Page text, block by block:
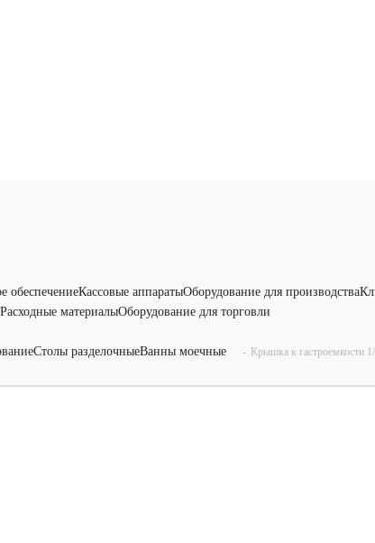
обеспечениеКассовые аппаратыОборудование для производства
Расходные материалыОборудование для торговли
Столы разделочныеВанны моечные - Крышка к гастроемкости